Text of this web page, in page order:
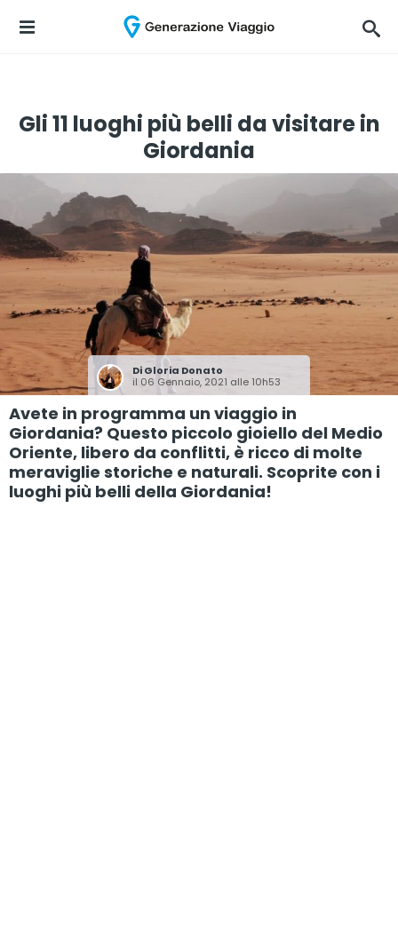
Gli 11 luoghi più belli da visitare in
Giordania
DiGloria Donato
il 06 Gennaio, 2021 alle 10h53
Avete in programma un viaggio in
Giordania? Questo piccolo gioiello del Medio
Oriente, libero da conflitti, è ricco di molte
meraviglie storiche e naturali. Scoprite con i
luoghi più belli della Giordania!